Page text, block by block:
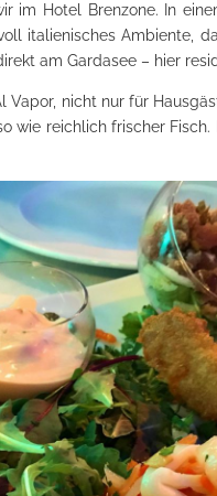
im Hotel Brenzone. In
italienisches Ambiente,
am Gardasee – hier
Vapor, nicht nur für
wie reichlich frischer